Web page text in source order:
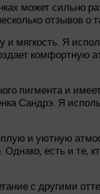
может сильно
отзывов о
мягкость. Я
комфортную
пигмента и
Сандрэ. Я
и уютную
есть и те,
с другими